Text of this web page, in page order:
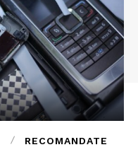
RECOMANDATE